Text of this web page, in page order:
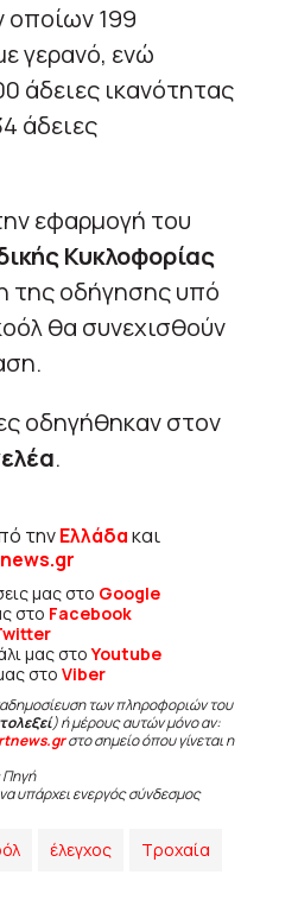
οποίων 199
γερανό, ενώ
άδειες ικανότητας
άδειες
εφαρμογή του
Κυκλοφορίας
της οδήγησης υπό
θα συνεχισθούν
οδηγήθηκαν στον
.
τηνΕλλάδακαι
μας στο Google
στο Facebook
μας στοYoutube
στο Viber
των πληροφοριών του
) ή μέρους αυτών μόνο αν:
στο σημείο όπου γίνεται η
Πηγή
υπάρχει ενεργός σύνδεσμος
έλεγχος Τροχαία